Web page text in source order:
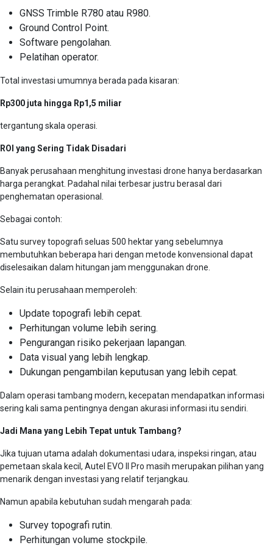
GNSS Trimble R780 atau R980.
Ground Control Point.
Software pengolahan.
Pelatihan operator.
Total investasi umumnya berada pada kisaran:
Rp300 juta hingga Rp1,5 miliar
tergantung skala operasi.
ROI yang Sering Tidak Disadari
Banyak perusahaan menghitung investasi drone hanya berdasarkan
harga perangkat. Padahal nilai terbesar justru berasal dari
penghematan operasional.
Sebagai contoh:
Satu survey topografi seluas 500 hektar yang sebelumnya
membutuhkan beberapa hari dengan metode konvensional dapat
diselesaikan dalam hitungan jam menggunakan drone.
Selain itu perusahaan memperoleh:
Update topografi lebih cepat.
Perhitungan volume lebih sering.
Pengurangan risiko pekerjaan lapangan.
Data visual yang lebih lengkap.
Dukungan pengambilan keputusan yang lebih cepat.
Dalam operasi tambang modern, kecepatan mendapatkan informasi
sering kali sama pentingnya dengan akurasi informasi itu sendiri.
Jadi Mana yang Lebih Tepat untuk Tambang?
Jika tujuan utama adalah dokumentasi udara, inspeksi ringan, atau
pemetaan skala kecil, Autel EVO II Pro masih merupakan pilihan yang
menarik dengan investasi yang relatif terjangkau.
Namun apabila kebutuhan sudah mengarah pada:
Survey topografi rutin.
Perhitungan volume stockpile.